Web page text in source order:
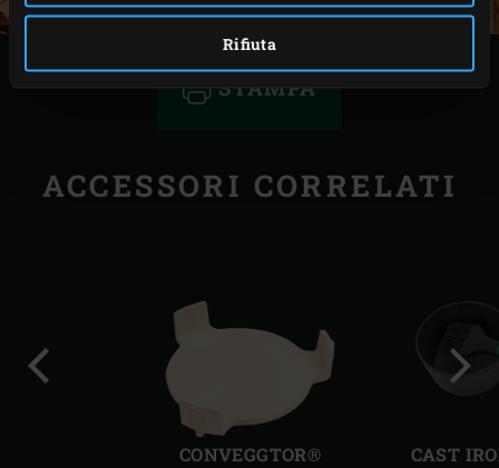
Rifiuta
STAMPA
ACCESSORI CORRELATI
CONVEGGTOR®
CAST